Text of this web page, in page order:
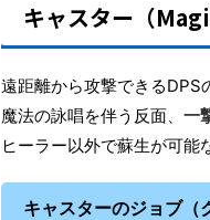
キャスター（
遠距離から攻撃できるDPS
魔法の詠唱を伴う反面、 一
ヒーラー以外で蘇生が可能
キャスターのジョブ（